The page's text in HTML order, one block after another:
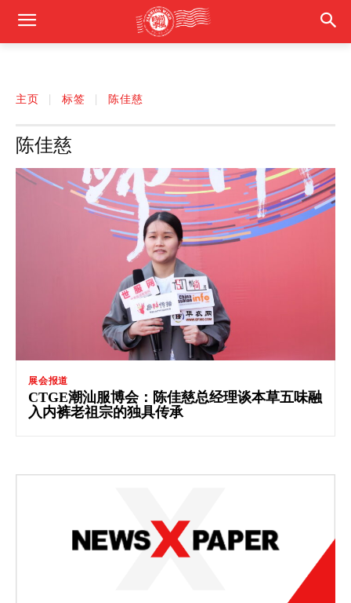
主页 标签 陈佳慈
陈佳慈
展会报道
CTGE潮汕服博会：陈佳慈总经理谈本草五味融
入内裤老祖宗的独具传承